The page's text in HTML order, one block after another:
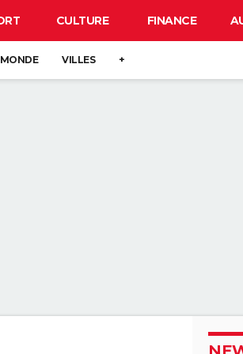
CULTURE FINANCE
MONDE VILLES +